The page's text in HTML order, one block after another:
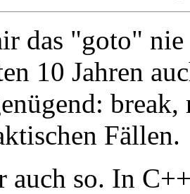
das "goto"
10 Jahren
Fällen.
auch so. In